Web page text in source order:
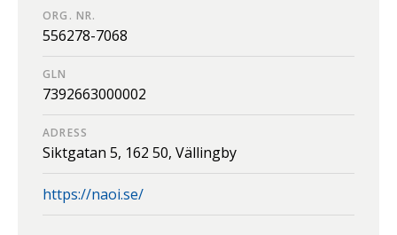
ORG. NR.
556278-7068
GLN
7392663000002
ADRESS
Siktgatan 5, 162 50, Vällingby
https://naoi.se/